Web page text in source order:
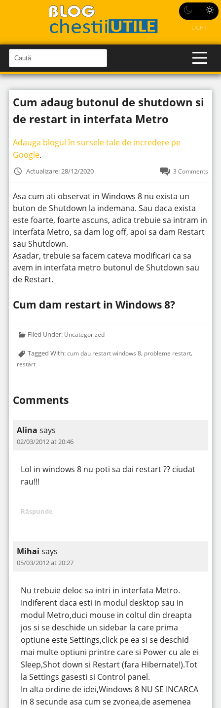
LIGHT
a
u
t
C
a
u
î
n
i
t
Cum adaug butonul de shutdown si
de restart in interfata Metro
Adauga blogul în sursele tale de incredere pe
Google.
Actualizare: 28/12/2020 3 Comments
Asa cum ati observat in Windows 8 nu exista un
buton de Shutdown la indemana. Sau daca exista
este foarte, foarte ascuns, adica trebuie sa intram in
interfata Metro, sa dam log off, apoi sa dam Restart
sau Shutdown.
Asadar, trebuie sa facem cateva modificari ca sa
avem in interfata metro butonul de Shutdown sau
de Restart.
Cum dam restart in Windows 8?
Filed Under: Uncategorized
Tagged With:cum dau restart windows 8, probleme restart,
restart
Comments
Alina says
02/03/2012 at 20:46
Lol in windows 8 nu poti sa dai restart ?? ciudat
rau!!!
Răspunde
Mihai says
05/03/2012 at 20:27
Nu trebuie deloc sa intri in interfata Metro.
Indiferent daca esti in modul desktop sau in
modul Metro,duci mouse in coltul din dreapta
jos si se deschide un sidebar la care prima
optiune este Settings,click pe ea si se deschid
mai multe optiuni printre care si Power cu ale ei
Sleep,Shot down si Restart (fara Hibernate!).Tot
la Settings gasesti si Control panel.
In alta ordine de idei,Windows 8 NU SE INCARCA
in 8 secunde asa cum se zvonea,de asemenea